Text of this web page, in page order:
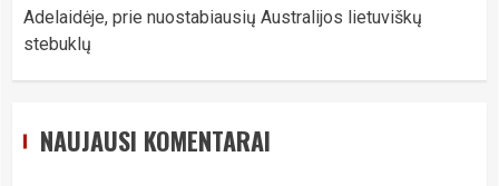
Adelaidėje, prie nuostabiausių Australijos lietuviškų
stebuklų
NAUJAUSI KOMENTARAI